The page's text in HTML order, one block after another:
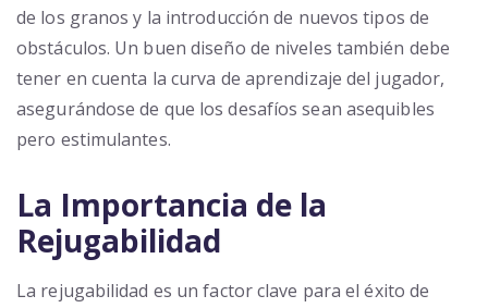
de los granos y la introducción de nuevos tipos de
obstáculos. Un buen diseño de niveles también debe
tener en cuenta la curva de aprendizaje del jugador,
asegurándose de que los desafíos sean asequibles
pero estimulantes.
La Importancia de la
Rejugabilidad
La rejugabilidad es un factor clave para el éxito de